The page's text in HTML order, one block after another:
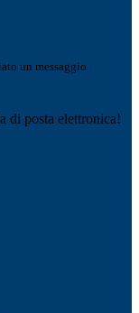
un messaggio
di posta elettronica!